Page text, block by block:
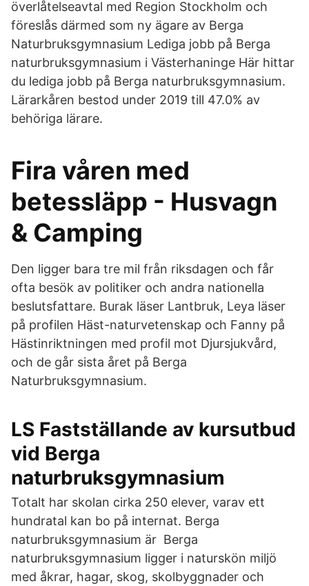
överlåtelseavtal med Region Stockholm och
föreslås därmed som ny ägare av Berga
Naturbruksgymnasium Lediga jobb på Berga
naturbruksgymnasium i Västerhaninge Här hittar
du lediga jobb på Berga naturbruksgymnasium.
Lärarkåren bestod under 2019 till 47.0% av
behöriga lärare.
Fira våren med
betessläpp - Husvagn
& Camping
Den ligger bara tre mil från riksdagen och får
ofta besök av politiker och andra nationella
beslutsfattare. Burak läser Lantbruk, Leya läser
på profilen Häst-naturvetenskap och Fanny på
Hästinriktningen med profil mot Djursjukvård,
och de går sista året på Berga
Naturbruksgymnasium.
LS Fastställande av kursutbud
vid Berga
naturbruksgymnasium
Totalt har skolan cirka 250 elever, varav ett
hundratal kan bo på internat. Berga
naturbruksgymnasium är Berga
naturbruksgymnasium ligger i naturskön miljö
med åkrar, hagar, skog, skolbyggnader och